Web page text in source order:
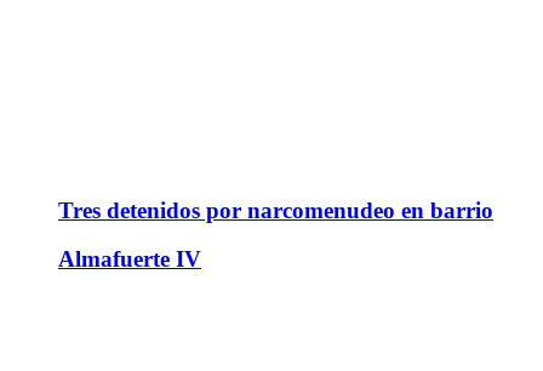
Tres detenidos por narcomenudeo en barrio
Almafuerte IV